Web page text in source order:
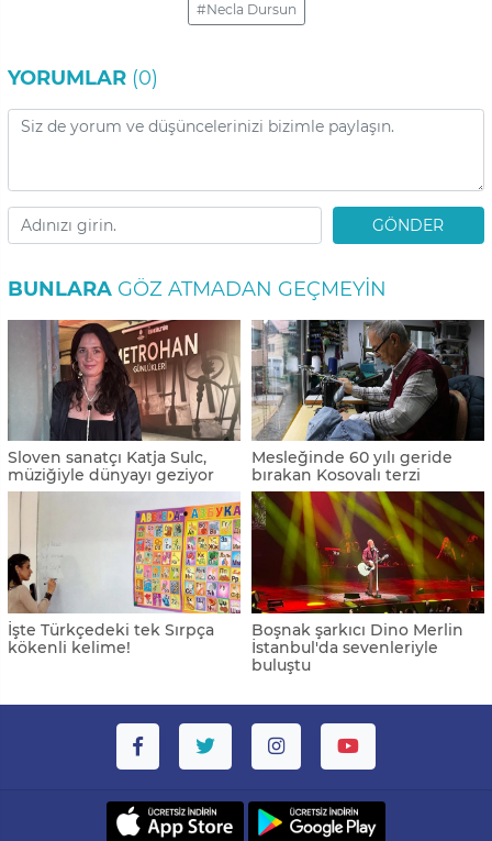
#Necla Dursun
YORUMLAR (0)
GÖNDER
BUNLARA GÖZ ATMADAN GEÇMEYIN
Sloven sanatçı Katja Sulc,
müziğiyle dünyayı geziyor
Mesleğinde 60 yılı geride
bırakan Kosovalı terzi
İşte Türkçedeki tek Sırpça
kökenli kelime!
Boşnak şarkıcı Dino Merlin
İstanbul'da sevenleriyle
buluştu